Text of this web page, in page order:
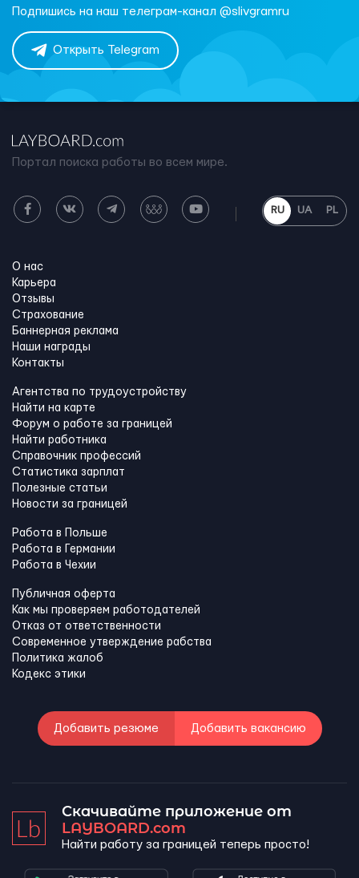
Подпишись на наш телеграм-канал @slivgramru
Открыть Telegram
Портал поиска работы во всем мире.
RU UA PL
О нас
Карьера
Отзывы
Страхование
Баннерная реклама
Наши награды
Контакты
Агентства по трудоустройству
Найти на карте
Форум о работе за границей
Найти работника
Справочник профессий
Статистика зарплат
Полезные статьи
Новости за границей
Работа в Польше
Работа в Германии
Работа в Чехии
Публичная оферта
Как мы проверяем работодателей
Отказ от ответственности
Современное утверждение рабства
Политика жалоб
Кодекс этики
Добавить резюме Добавить вакансию
Скачивайте приложение от
LAYBOARD.com
Найти работу за границей теперь просто!